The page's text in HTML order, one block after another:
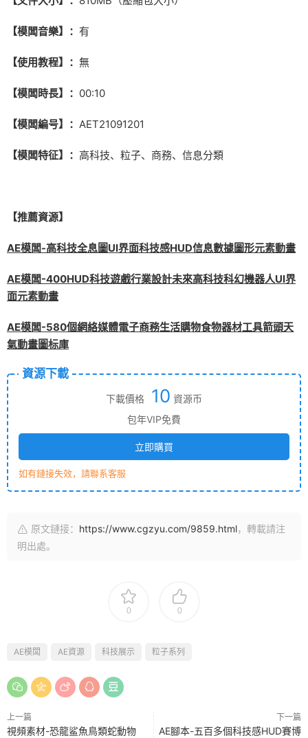
【模闆音樂】： 有
【使用教程】： 無
【模闆時長】： 00:10
【模闆編号】： AET21091201
【模闆特征】： 高科技、粒子、商務、信息分類
【推薦資源】
AE模闆-高科技全息圖UI界面科技感HUD信息數據圖形元素動畫
AE模闆-400HUD科技遊戲行業設計未來高科技科幻機器人UI界
面元素動畫
AE模闆-580個網絡媒體電子商務生活購物食物器材工具箭頭天
氣動畫圖标庫
資源下載
下載價格 10 資源币
包年VIP免費
立即購買
如有鏈接失效，請聯系客服
原文鏈接： https://www.cgzyu.com/9859.html，轉載請注
明出處。
0 0
AE模闆 AE資源 科技展示 粒子系列
上一篇
視頻素材-恐龍鲨魚鳥類蛇動物
下一篇
AE腳本-五百多個科技感HUD賽博